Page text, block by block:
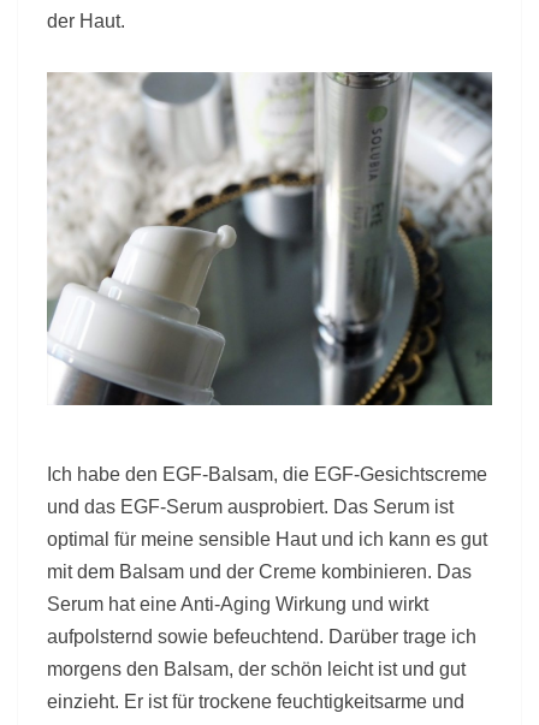
der Haut.
Ich habe den EGF-Balsam, die EGF-Gesichtscreme
und das EGF-Serum ausprobiert. Das Serum ist
optimal für meine sensible Haut und ich kann es gut
mit dem Balsam und der Creme kombinieren. Das
Serum hat eine Anti-Aging Wirkung und wirkt
aufpolsternd sowie befeuchtend. Darüber trage ich
morgens den Balsam, der schön leicht ist und gut
einzieht. Er ist für trockene feuchtigkeitsarme und